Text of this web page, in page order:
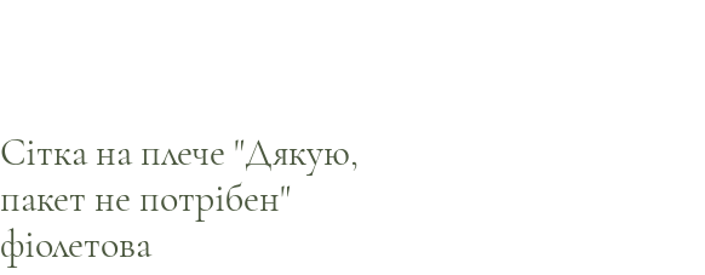
Сітка на плече "Дякую,
пакет не потрібен"
фіолетова